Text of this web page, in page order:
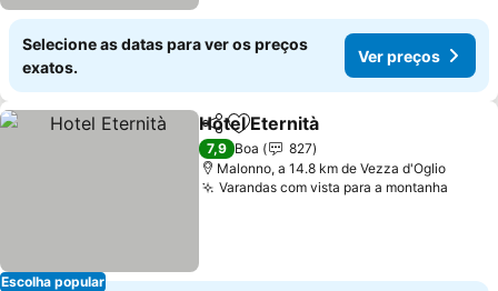
Selecione as datas para ver os preços
exatos.
Ver preços
Escolha popular
PartilharAdicionar aos favoritos
Hotel Eternità
7,9 Boa
827
Malonno, a 14.8 km de Vezza d'Oglio
Varandas com vista para a montanha